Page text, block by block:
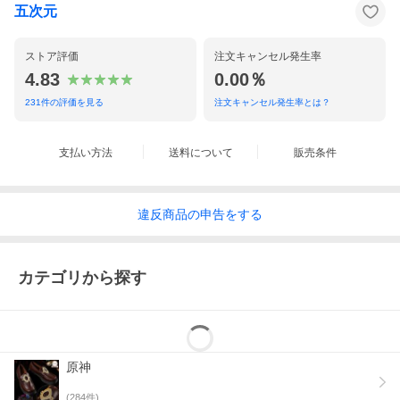
五次元
ストア評価
4.83
231件の評価を見る
注文キャンセル発生率
0.00％
注文キャンセル発生率とは？
支払い方法 送料について 販売条件
違反商品の申告をする
カテゴリから探す
原神
(284件)